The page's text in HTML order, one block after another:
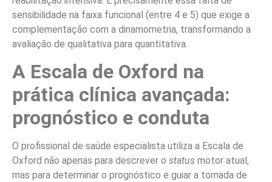
sensibilidade na faixa funcional (entre 4 e 5) que exige a
complementação com a dinamometria, transformando a
avaliação de qualitativa para quantitativa.
A Escala de Oxford na
prática clínica avançada:
prognóstico e conduta
O profissional de saúde especialista utiliza a Escala de
Oxford não apenas para descrever o status motor atual,
mas para determinar o prognóstico e guiar a tomada de